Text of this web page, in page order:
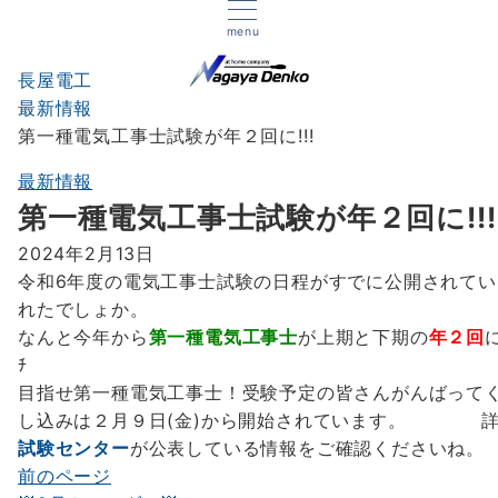
menu
長屋電工
最新情報
第一種電気工事士試験が年２回に!!!
最新情報
第一種電気工事士試験が年２回に!!!
2024年2月13日
令和6年度の電気工事士試験の日程がすでに公開されて
れたでしょか。
なんと今年から第一種電気工事士が上期と下期の年２回
目指せ第一種電気工事士！受験予定の皆さんがんばって
し込みは２月９日(金)から開始されています。
試験センターが公表している情報をご確認くださいね。
投
前のページ